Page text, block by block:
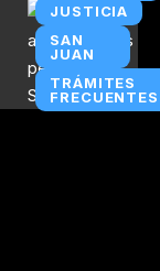
JUSTICIA
SAN
JUAN
TRÁMITES
FRECUENTES